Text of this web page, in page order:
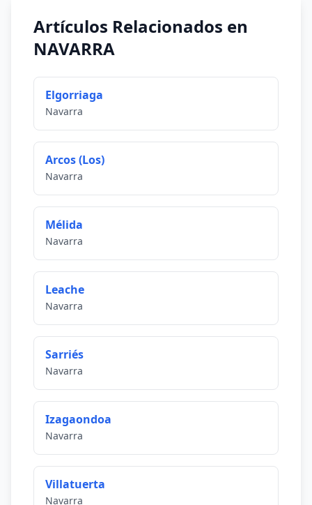
Artículos Relacionados en
NAVARRA
Elgorriaga
Navarra
Arcos (Los)
Navarra
Mélida
Navarra
Leache
Navarra
Sarriés
Navarra
Izagaondoa
Navarra
Villatuerta
Navarra